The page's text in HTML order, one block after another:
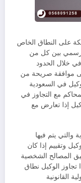
على النطاق الخاص
الرسمي بين كل من
خلال الحدود
موافقة صريحة من
في السعودية
مع التجاوز في
إذا تعارض مع
يتم فيها
وتقييم إذا كان
المصالح الشخصية
تجاوز الوكيل نطاق
القانونية